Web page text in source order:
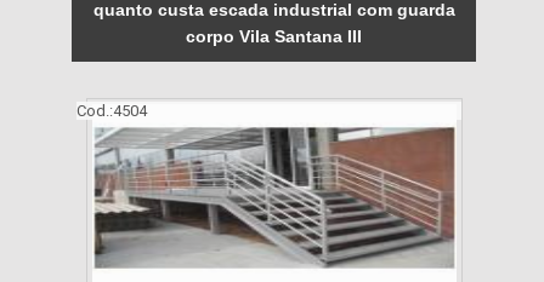
quanto custa escada industrial com guarda
corpo Vila Santana III
Cod.:4504